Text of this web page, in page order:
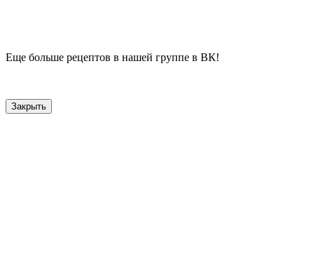
Еще больше рецептов в нашей группе в ВК!
Закрыть